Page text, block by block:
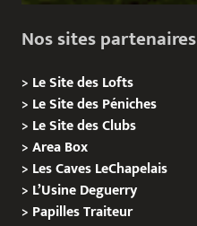
Nos sites partenaires
> Le Site des Lofts
> Le Site des Péniches
> Le Site des Clubs
>Area Box
> Les Caves LeChapelais
> L’Usine Deguerry
> PapillesTraiteur